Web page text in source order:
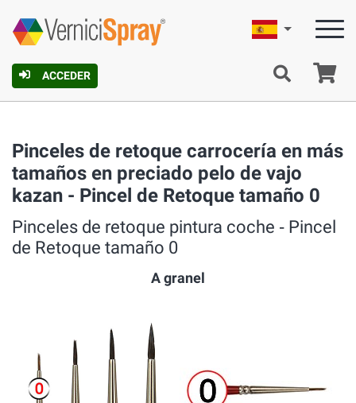
ACCEDER
Español
Pinceles de retoque carrocería en más
tamaños en preciado pelo de vajo
kazan - Pincel de Retoque tamaño 0
Pinceles de retoque pintura coche ‐ Pincel
de Retoque tamaño 0
A granel